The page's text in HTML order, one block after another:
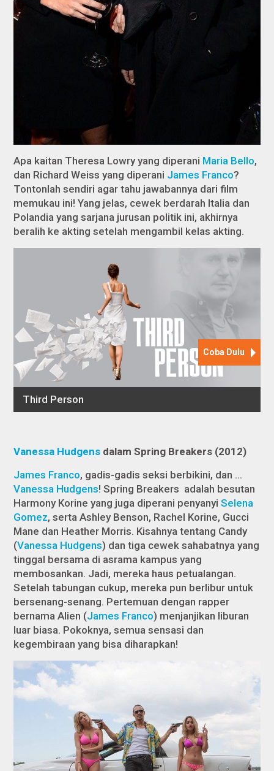
Apa kaitan Theresa Lowry yang diperani Maria Bello,
dan Richard Weiss yang diperani James Franco?
Tontonlah sendiri agar tahu jawabannya dari film
memukau ini! Yang jelas, cewek berdarah Italia dan
Polandia yang sarjana jurusan politik ini, akhirnya
beralih ke akting setelah mengambil kelas akting.
Vanessa Hudgens dalamSpring Breakers (2012)
James Franco, gadis-gadis seksi berbikini, dan …
Vanessa Hudgens!Spring Breakers adalah besutan
Harmony Korine yang juga diperani penyanyiSelena
Gomez, serta Ashley Benson, Rachel Korine, Gucci
Mane dan Heather Morris. Kisahnya tentang Candy
(Vanessa Hudgens) dan tiga cewek sahabatnya yang
tinggal bersama di asrama kampus yang
membosankan. Jadi, mereka haus petualangan.
Setelah tabungan cukup, mereka pun berlibur untuk
bersenang-senang. Pertemuan dengan rapper
bernama Alien (James Franco) menjanjikan liburan
luar biasa. Pokoknya, semua sensasi dan
kegembiraan yang bisa diharapkan!